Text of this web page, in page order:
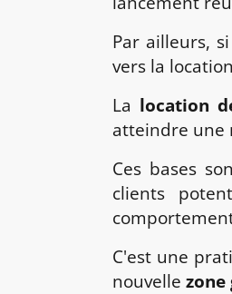
Par ailleurs,
vers la
La location
atteindre une
Ces bases
clients
C'est une
nouvelle zone